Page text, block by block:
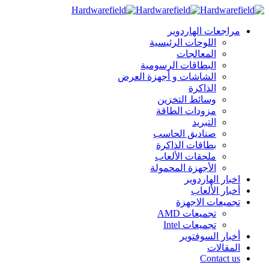
مراجعات الهاردوير
اللوحات الرئيسية
المعالجات
البطاقات الرسومية
الشاشات و أجهزة العرض
الذاكرة
وسائط التخزين
مزودات الطاقة
التبريد
صناديق الحاسب
بطاقات الذاكرة
ملحقات الألعاب
الأجهزة المحمولة
اخبار الهاردوير
أخبار الألعاب
تجميعات الاجهزة
تجميعات AMD
تجميعات Intel
أخبار السوفتوير
المقالات
Contact us